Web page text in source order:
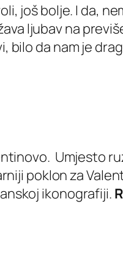
još bolje. I da,
ljubav na
bilo da nam je
Umjesto
poklon za
ikonografiji.